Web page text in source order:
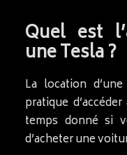
Quel est
une Tesla ?
La location
pratique
temps donné si
d’acheter une